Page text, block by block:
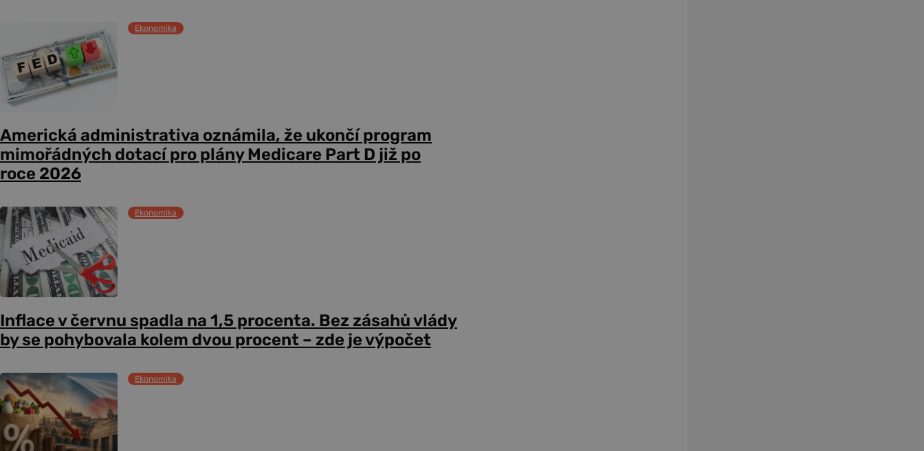
Ekonomika
Americká administrativa oznámila, že ukončí program
mimořádných dotací pro plány Medicare Part D již po
roce 2026
Ekonomika
Inflace v červnu spadla na 1,5 procenta. Bez zásahů vlády
by se pohybovala kolem dvou procent – zde je výpočet
Ekonomika